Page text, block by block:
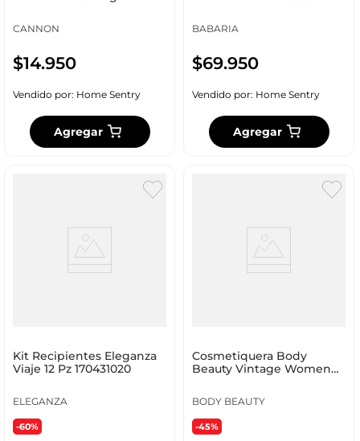
CANNON
$14.950
Vendido por: Home Sentry
Agregar
BABARIA
$69.950
Vendido por: Home Sentry
Agregar
Kit Recipientes Eleganza
Viaje 12 Pz 170431020
ELEGANZA
-60%
Cosmetiquera Body
Beauty Vintage Women
Poliest
BODY BEAUTY
-45%